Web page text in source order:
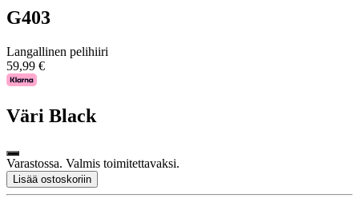
G403
Langallinen pelihiiri
59,99 €
Väri Black
Varastossa. Valmis toimitettavaksi.
Lisää ostoskoriin